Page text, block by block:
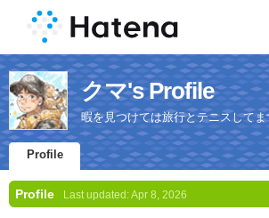
クマ's Profile
暇を見つけては旅行とテニスしてま
Profile
Profile Last updated:Apr 8, 2026